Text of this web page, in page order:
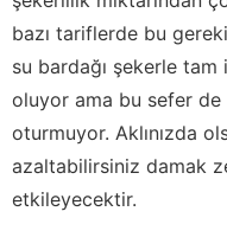
bazı tariflerde bu
su bardağı şekerle
oluyor ama bu sefer
oturmuyor. Aklınızda
azaltabilirsiniz damak
etkileyecektir.